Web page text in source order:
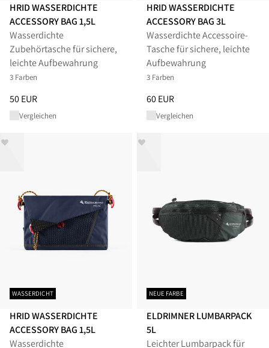
HRID WASSERDICHTE
ACCESSORY BAG 1,5L
Wasserdichte
Zubehörtasche für sichere,
leichte Aufbewahrung
3 Farben
Preis:50 EUR, reduziert von 50 EUR
50 EUR
Vergleichen
HRID WASSERDICHTE
ACCESSORY BAG 3L
Wasserdichte Accessoire-
Tasche für sichere, leichte
Aufbewahrung
3 Farben
Preis:60 EUR, reduziert von 60
60 EUR
Vergleichen
WASSERDICHT
HRID WASSERDICHTE
ACCESSORY BAG 1,5L
Wasserdichte
NEUE FARBE
ELDRIMNER LUMBARPACK
5L
Leichter Lumbarpack für